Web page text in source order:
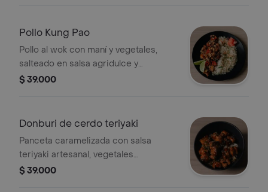
Pollo Kung Pao
Pollo al wok con maní y vegetales,
salteado en salsa agridulce y
pimienta, servida sobre arroz blanco
$ 39.000
Donburi de cerdo teriyaki
Panceta caramelizada con salsa
teriyaki artesanal, vegetales
seleccionados y cebolla crispy,
$ 39.000